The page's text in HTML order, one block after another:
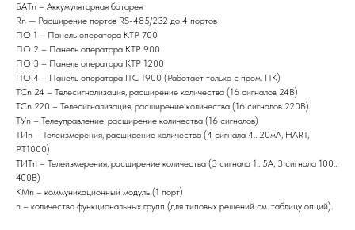
БАТn – Аккумуляторная батарея
Rn — Расширение портов RS-485/232 до 4 портов
ПО 1 – Панель оператора KTP 700
ПО 2 – Панель оператора KTP 900
ПО 3 – Панель оператора KTP 1200
ПО 4 – Панель оператора ITC 1900 (Работает только с пром. ПК)
ТСn 24 – Телесигнализация, расширение количества (16 сигналов 24В)
ТСn 220 – Телесигнализация, расширение количества (16 сигналов 220В)
ТУn – Телеуправление, расширение количества (16 сигналов)
ТИn – Телеизмерения, расширение количества (4 сигнала 4…20мА, HART,
PT1000)
ТИТn – Телеизмерения, расширение количества (3 сигнала 1…5А, 3 сигнала 100…
400В)
КМn – коммуникационный модуль (1 порт)
n – количество функциональных групп (для типовых решений см. таблицу опций).